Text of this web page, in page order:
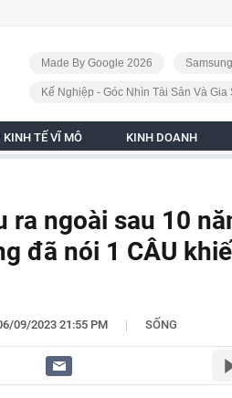
Made By Google 2026
Kế Nghiệp - Góc Nhìn Tài Sản Và Gia
KINH TẾ VĨ MÔ KINH DOANH
ra ngoài sau 10
đã nói 1 CÂU
09/2023 21:55 PM | SỐNG